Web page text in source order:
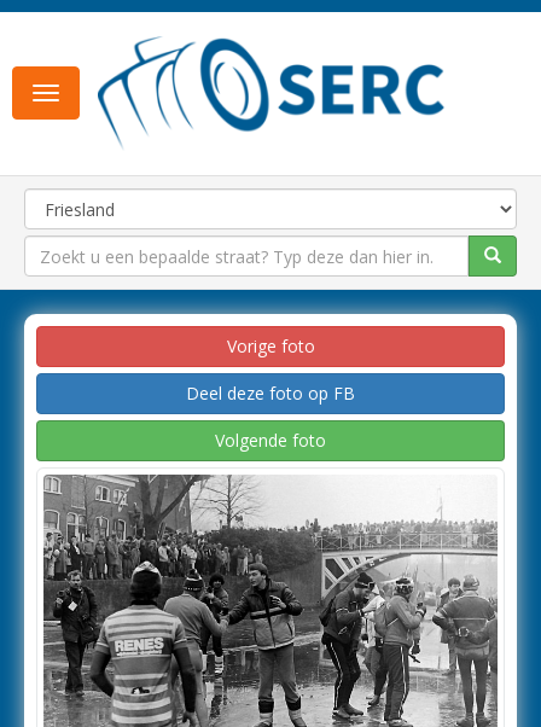
Toggle
navigation
Vorige foto
Deel deze foto op FB
Volgende foto